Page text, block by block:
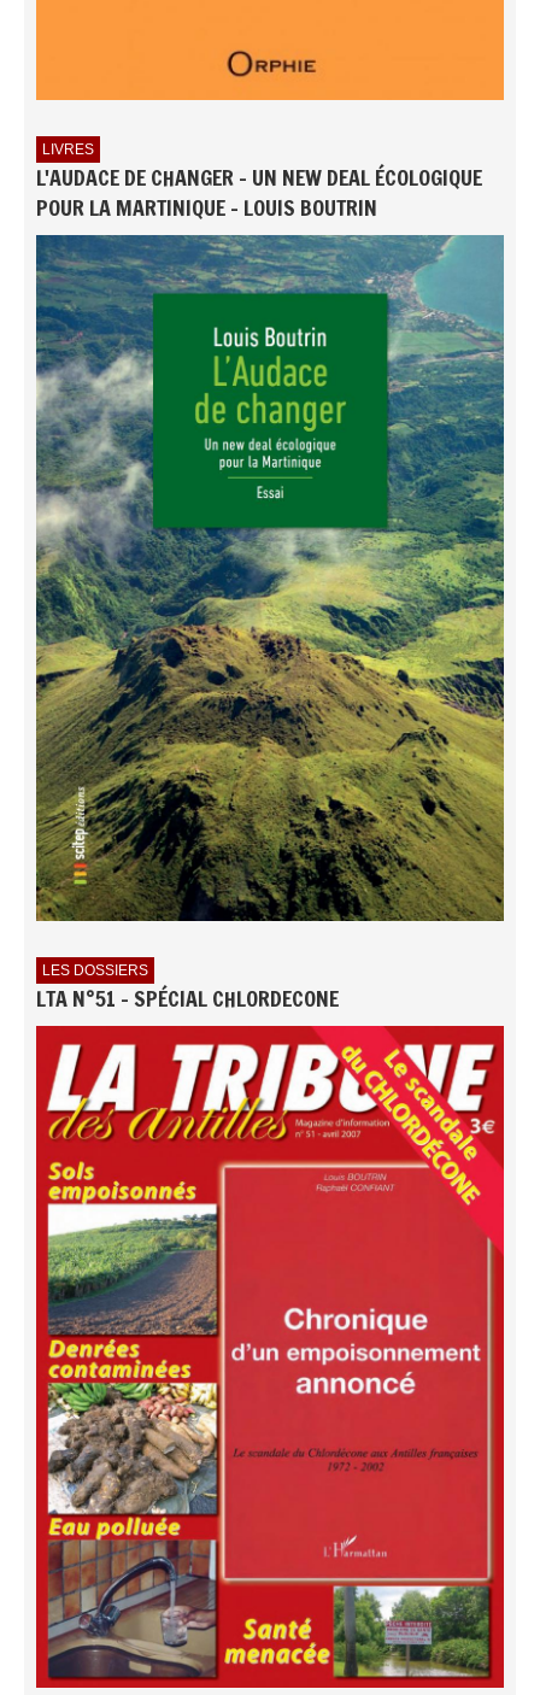
LIVRES
L'AUDACE DE CHANGER - UN NEW DEAL ÉCOLOGIQUE
POUR LA MARTINIQUE - LOUIS BOUTRIN
LES DOSSIERS
LTA N°51 - SPÉCIAL CHLORDECONE